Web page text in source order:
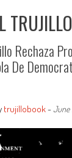
TRUJILLO
Rechaza
De
trujillobook-June